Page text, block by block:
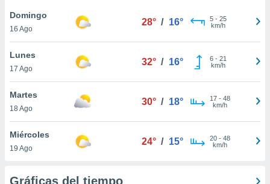
similares
como
sitio
de
traten tus
en
interés
su
Domingo
16 Ago
28° / 16° 5- 25
km/h
Lunes
17 Ago
32° / 16° 6- 21
km/h
Martes
18 Ago
30° / 18° 17- 48
km/h
Miércoles
19 Ago
24° / 15° 20- 48
km/h
Gráficas del tiempo